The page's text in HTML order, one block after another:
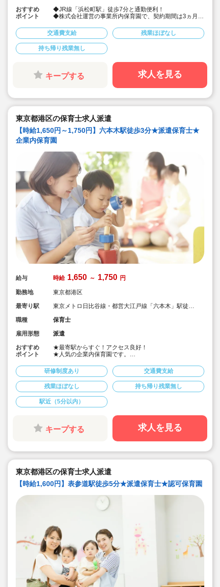
おすすめ
ポイント
◆JR線「浜松町駅」徒歩7分と通勤便利！
◆株式会社運営の事業所内保育園で、契約期間は3ヵ月で
◆時間の管理がしっかりしている法人なので、安心！
◆キララサポートから派遣実績あり！時給が高いのでキ
ツイのでは…とよく言われますが、いざ勤務すると働き
やすいと評判の園さんです！
交通費支給 残業ほぼなし
持ち帰り残業無し
キープする 求人を見る
東京都港区の保育士求人派遣
【時給1,650円～1,750円】六本木駅徒歩3分★派遣保育士★
企業内保育園
給与 時給 1,650 ～ 1,750 円
勤務地
東京都港区
最寄り駅
東京メトロ日比谷線・都営大江戸線「六本木」駅徒歩
職種
保育士
雇用形態
派遣
おすすめ
ポイント
★最寄駅からすぐ！アクセス良好！
★人気の企業内保育園です。
とりひとりをじっくり見ていきたいあなたにピッタリな
求人です。
★経験浅やブランクがあってもOK！安心のサポート！
★フリー担当で気持ちにも余裕を持って子どもと関わり
ませんか！
★園児の明るい声と仲間の優しさがあふれる保育園で
す。
研修制度あり 交通費支給
残業ほぼなし 持ち帰り残業無し
駅近（5分以内）
キープする 求人を見る
東京都港区の保育士求人派遣
【時給1,600円】表参道駅徒歩5分★派遣保育士★認可保育園